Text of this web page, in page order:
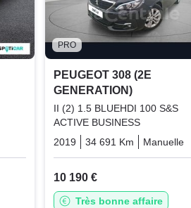
PRO
PEUGEOT 308 (2E
GENERATION)
II (2) 1.5 BLUEHDI 100 S&S
ACTIVE BUSINESS
2019
34 691 Km Manuelle
10 190 €
Très bonne affaire